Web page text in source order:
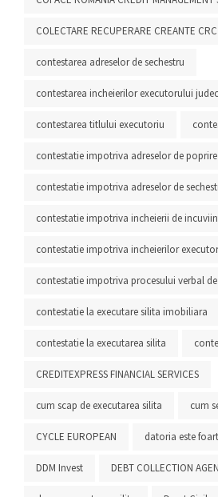
COLECTARE RECUPERARE CREANTE CRC
contestarea adreselor de sechestru
contestarea incheierilor executorului
contestarea titlului executoriu
contestatie impotriva adreselor de poprire
contestatie impotriva adreselor de
contestatie impotriva incheierii de
contestatie impotriva incheierilor
contestatie impotriva procesului verbal
contestatie la executare silita imobiliara
contestatie la executarea silita
CREDITEXPRESS FINANCIAL SERVICES
cum scap de executarea silita cum
CYCLE EUROPEAN datoria este
DDM Invest DEBT COLLECTION